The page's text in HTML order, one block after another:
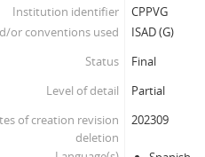
Institution identifier
CPPVG
or conventions used
ISAD (G)
Status
Final
Level of detail
Partial
of creation revision
deletion
202309